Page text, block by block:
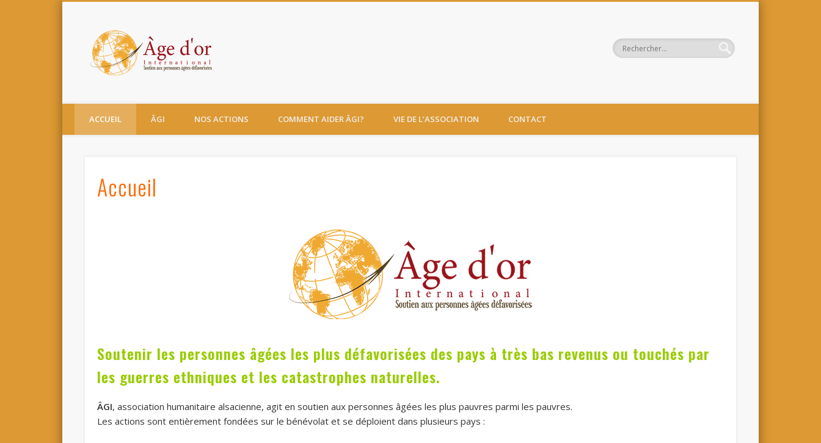
Un soutien ou un parrainage pas comme les autres!
ACCUEIL ÂGI NOS ACTIONS COMMENT AIDER ÂGI? VIE DE L’ASSOCIATION CONTACT
Accueil
Soutenir les personnes âgées les plus défavorisées des pays à très bas revenus ou touchés par
les guerres ethniques et les catastrophes naturelles.
ÂGI, association humanitaire alsacienne, agit en soutien aux personnes âgées les plus pauvres parmi les pauvres.
Les actions sont entièrement fondées sur le bénévolat et se déploient dans plusieurs pays :